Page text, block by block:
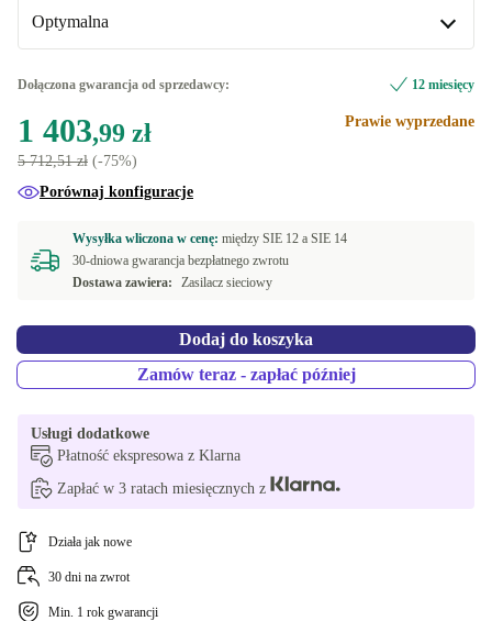
1000 GB
Dostępne w innych wariantach
DE (QWERTZ)
Optymalna
Nowa +239,18 zł
Dołączona gwarancja od sprzedawcy: 12 miesięcy
1 403,99 zł
5 712,51 zł (-75%)
Prawie wyprzedane
Porównaj konfiguracje
Wysyłka wliczona w cenę: między SIE 12 a SIE 14
30-dniowa gwarancja bezpłatnego zwrotu
Dostawa zawiera:
Zasilacz sieciowy
Dodaj do koszyka
Zamów teraz - zapłać później
Usługi dodatkowe
Płatność ekspresowa z Klarna
Zapłać w 3 ratach miesięcznych z
Działa jak nowe
30 dni na zwrot
Min. 1 rok gwarancji